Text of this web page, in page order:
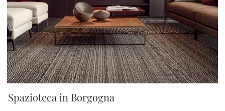
Spazioteca in Borgogna